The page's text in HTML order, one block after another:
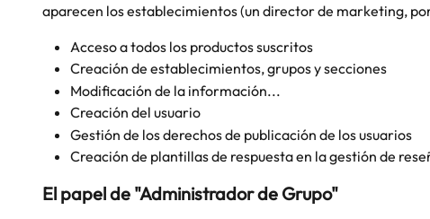
aparecen los establecimientos (un director de marketing,
Acceso a todos los productos suscritos
Creación de establecimientos, grupos y secciones
Modificación de la información...
Creación del usuario
Gestión de los derechos de publicación de los usuarios
Creación de plantillas de respuesta en la gestión de
El papel de "Administrador de Grupo"